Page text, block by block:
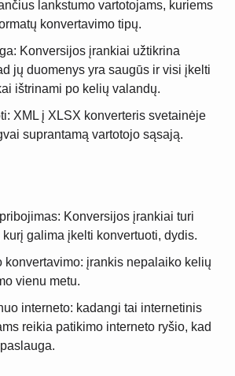
lankstumo vartotojams, kuriems
konvertavimo tipų.
Konversijos įrankiai užtikrina
jų duomenys yra saugūs ir visi įkelti
ištrinami po kelių valandų.
XML į XLSX konverteris svetainėje
suprantamą vartotojo sąsają.
Konversijos įrankiai turi
galima įkelti konvertuoti, dydis.
konvertavimo: įrankis nepalaiko kelių
vienu metu.
interneto: kadangi tai internetinis
reikia patikimo interneto ryšio, kad